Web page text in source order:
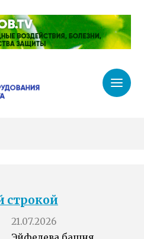
строкой
21.07.2026